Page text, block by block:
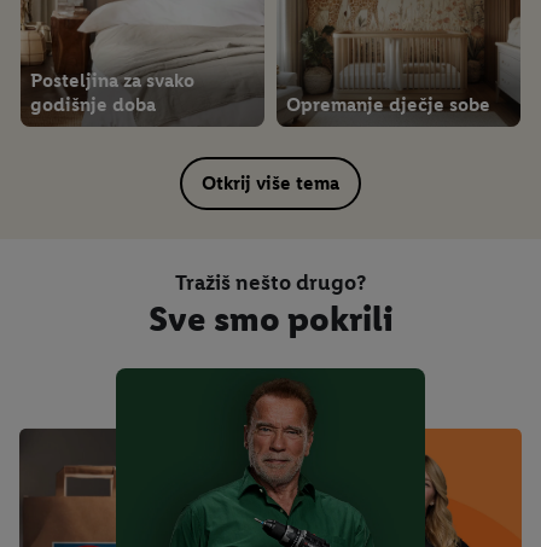
Posteljina za svako
godišnje doba
Opremanje dječje sobe
Otkrij više tema
Tražiš nešto drugo?
Sve smo pokrili